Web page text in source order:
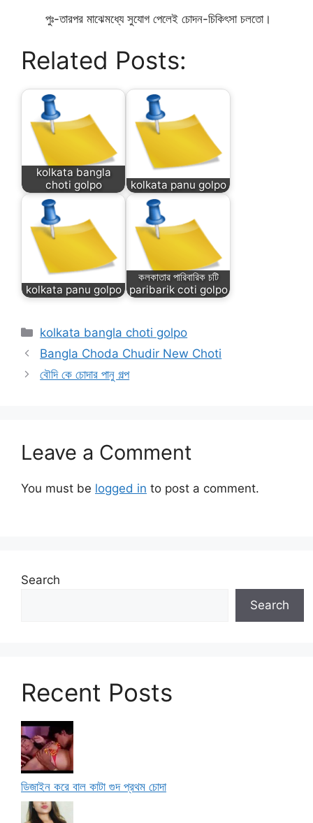
পুঃ-তারপর মাঝেমধ্যে সুযোগ পেলেই চোদন-চিকিৎসা চলতো।
Related Posts:
kolkata bangla
choti golpo
kolkata panu golpo
kolkata panu golpo
কলকাতার পারিবারিক চটি
paribarik coti golpo
Categories
kolkata bangla choti golpo
Bangla Choda Chudir New Choti
বৌদি কে চোদার পানু গল্প
Leave a Comment
You must be logged in to post a comment.
Search
Search
Recent Posts
ডিজাইন করে বাল কাটা গুদ প্রথম চোদা